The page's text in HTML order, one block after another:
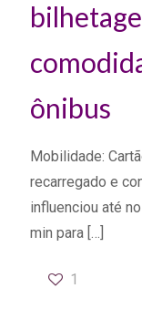
ônibus
Mobilidade:
recarregado e
influenciou até
min para […]
1